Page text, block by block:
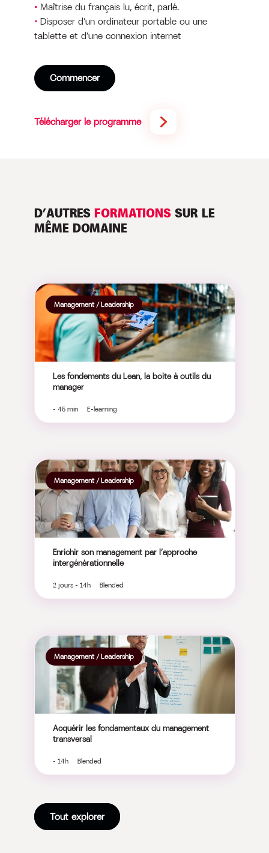
Maîtrise du français lu, écrit, parlé.
Disposer d’un ordinateur portable ou une
tablette et d’une connexion internet
Commencer
Télécharger le programme
D’AUTRES FORMATIONSSUR LE
MÊME DOMAINE
Management / Leadership
Les fondements du Lean, la boite à outils du
manager
- 45 min E-learning
Management / Leadership
Enrichir son management par l’approche
intergénérationnelle
2 jours - 14h Blended
Management / Leadership
Acquérir les fondamentaux du management
transversal
- 14h Blended
Tout explorer